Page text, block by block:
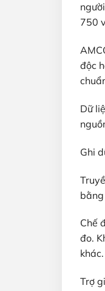
750
độc
Dữ
Ghi
Chế
đo.
khác.
Trợ